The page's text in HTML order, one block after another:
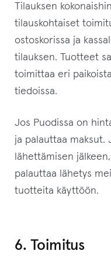
Tilauksen
tilauskohtaiset
ostoskorissa ja
tilauksen. Tuotteet
toimittaa eri
tiedoissa.
Jos Puodissa on
ja palauttaa maksut.
lähettämisen
palauttaa lähetys
tuotteita käyttöön.
6. Toimitus